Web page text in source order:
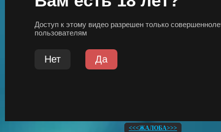
<<<ЖАЛОБА>>>